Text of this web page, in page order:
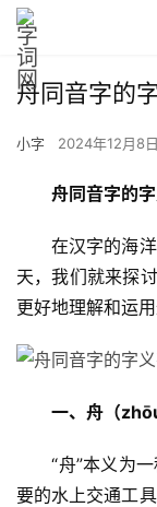
舟同音字的
小字 2024年12月8
舟同音字的
在汉字的海洋
天，我们就来探
更好地理解和运用
一、舟（
“舟”本义为一
要的水上交通工